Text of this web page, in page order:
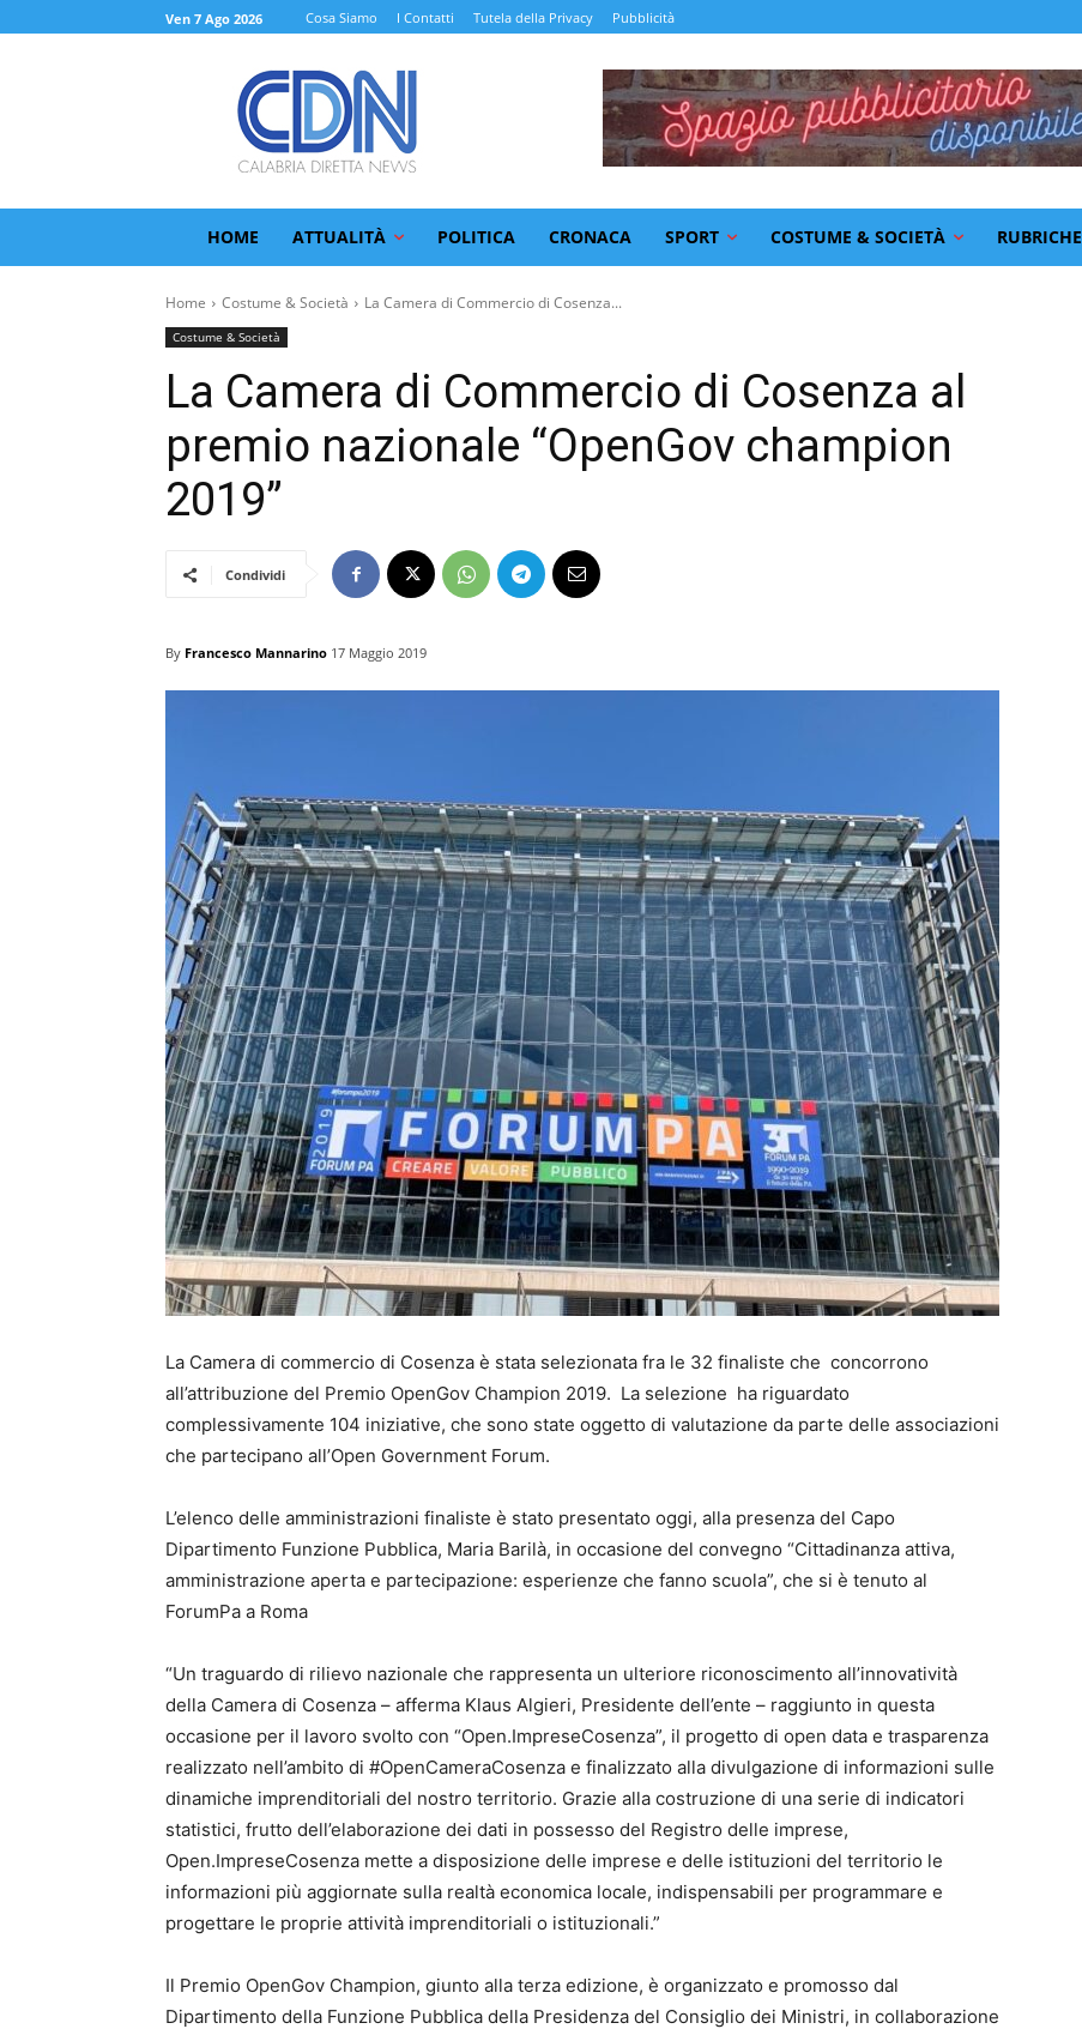
Ven 7 Ago 2026 Cosa Siamo I Contatti Tutela della Privacy Pubblicità
HOME ATTUALITÀ POLITICA CRONACA SPORT COSTUME & SOCIETÀ RUBRICHE
Home Costume & Società La Camera di Commercio di Cosenza...
Costume & Società
La Camera di Commercio di Cosenza al
premio nazionale “OpenGov champion
2019”
Condividi
By Francesco Mannarino 17 Maggio 2019
La Camera di commercio di Cosenza è stata selezionata fra le 32 finaliste che concorrono
all’attribuzione del Premio OpenGov Champion 2019. La selezione ha riguardato
complessivamente 104 iniziative, che sono state oggetto di valutazione da parte delle associazioni
che partecipano all’Open Government Forum.
L’elenco delle amministrazioni finaliste è stato presentato oggi, alla presenza del Capo
Dipartimento Funzione Pubblica, Maria Barilà, in occasione del convegno “Cittadinanza attiva,
amministrazione aperta e partecipazione: esperienze che fanno scuola”, che si è tenuto al
ForumPa a Roma
“Un traguardo di rilievo nazionale che rappresenta un ulteriore riconoscimento all’innovatività
della Camera di Cosenza – afferma Klaus Algieri, Presidente dell’ente – raggiunto in questa
occasione per il lavoro svolto con “Open.ImpreseCosenza”, il progetto di open data e trasparenza
realizzato nell’ambito di #OpenCameraCosenza e finalizzato alla divulgazione di informazioni sulle
dinamiche imprenditoriali del nostro territorio. Grazie alla costruzione di una serie di indicatori
statistici, frutto dell’elaborazione dei dati in possesso del Registro delle imprese,
Open.ImpreseCosenza mette a disposizione delle imprese e delle istituzioni del territorio le
informazioni più aggiornate sulla realtà economica locale, indispensabili per programmare e
progettare le proprie attività imprenditoriali o istituzionali.”
Il Premio OpenGov Champion, giunto alla terza edizione, è organizzato e promosso dal
Dipartimento della Funzione Pubblica della Presidenza del Consiglio dei Ministri, in collaborazione